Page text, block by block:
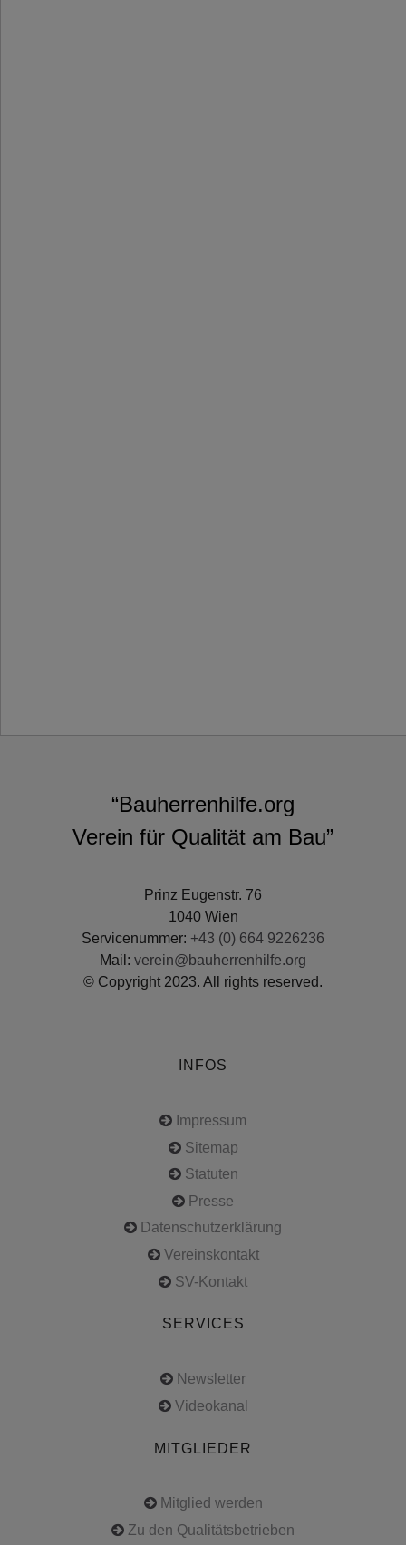
“Bauherrenhilfe.org
Verein für Qualität am Bau”
Prinz Eugenstr. 76
1040 Wien
Servicenummer: +43 (0) 664 9226236
Mail: verein@bauherrenhilfe.org
© Copyright 2023. All rights reserved.
INFOS
Impressum
Sitemap
Statuten
Presse
Datenschutzerklärung
Vereinskontakt
SV-Kontakt
SERVICES
Newsletter
Videokanal
MITGLIEDER
Mitglied werden
Zu den Qualitätsbetrieben